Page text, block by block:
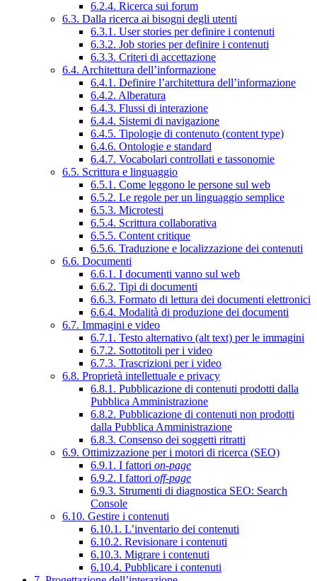
6.2.4. Ricerca sui forum
6.3. Dalla ricerca ai bisogni degli utenti
6.3.1. User stories per definire i contenuti
6.3.2. Job stories per definire i contenuti
6.3.3. Criteri di accettazione
6.4. Architettura dell’informazione
6.4.1. Definire l’architettura dell’informazione
6.4.2. Alberatura
6.4.3. Flussi di interazione
6.4.4. Sistemi di navigazione
6.4.5. Tipologie di contenuto (content type)
6.4.6. Ontologie e standard
6.4.7. Vocabolari controllati e tassonomie
6.5. Scrittura e linguaggio
6.5.1. Come leggono le persone sul web
6.5.2. Le regole per un linguaggio semplice
6.5.3. Microtesti
6.5.4. Scrittura collaborativa
6.5.5. Content critique
6.5.6. Traduzione e localizzazione dei contenuti
6.6. Documenti
6.6.1. I documenti vanno sul web
6.6.2. Tipi di documenti
6.6.3. Formato di lettura dei documenti elettronici
6.6.4. Modalità di produzione dei documenti
6.7. Immagini e video
6.7.1. Testo alternativo (alt text) per le immagini
6.7.2. Sottotitoli per i video
6.7.3. Trascrizioni per i video
6.8. Proprietà intellettuale e privacy
6.8.1. Pubblicazione di contenuti prodotti dalla
Pubblica Amministrazione
6.8.2. Pubblicazione di contenuti non prodotti
dalla Pubblica Amministrazione
6.8.3. Consenso dei soggetti ritratti
6.9. Ottimizzazione per i motori di ricerca (SEO)
6.9.1. I fattori on-page
6.9.2. I fattori off-page
6.9.3. Strumenti di diagnostica SEO: Search
Console
6.10. Gestire i contenuti
6.10.1. L’inventario dei contenuti
6.10.2. Revisionare i contenuti
6.10.3. Migrare i contenuti
6.10.4. Pubblicare i contenuti